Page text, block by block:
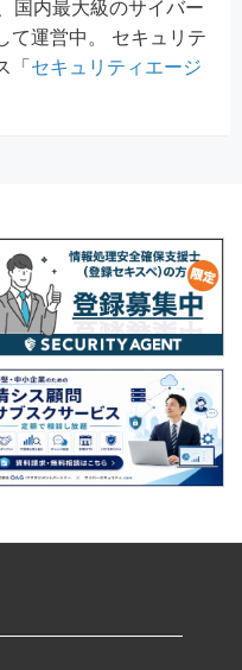
国内最大級のサイバー
て運営中。 セキュリテ
「 セキュリティエージ